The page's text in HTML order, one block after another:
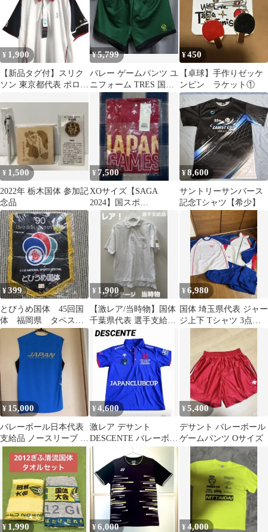
¥ 1,900
​【新品タグ付】スリク
ソン 東京都代表 ポロシ
ア L 白
¥5,799
バレー ゲームパンツ ユ
ニフォーム TRES 国体
インターハイ 春高 高校
¥450
【卓球】手作りゼッケ
ンピン ラケット①
¥ 1,500
2022年 栃木国体 参加記
念品
¥ 7,500
XOサイズ【SAGA
2024】国スポ
DESCENTE JAPAN
GAME
¥8,600
サントリーサンバース
記念Tシャツ【希少】
¥399
とびうめ国体 45回国
体 福岡県 タペスト
リー
¥ 1,900
【激レア/当時物】国体
千葉県代表 選手支給品
ポロシャツ ミズノ M
¥6,980
国体 埼玉県代表 ジャー
ジ上下 Tシャツ 3点セ
¥ 15,000
バレーボール日本代表
支給品 ノースリーブ 日
ーボール
¥ 4,600
激レア デサント
DESCENTE バレーボー
ル ポロシャツ クラブカ
ップ 国体
¥5,400
デサント バレーボール
ゲームパンツ Oサイズ
¥ 1,990 ¥6,000 ¥4,000